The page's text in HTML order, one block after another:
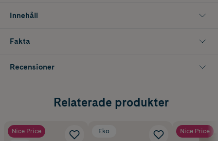
Innehåll
Fakta
Recensioner
Relaterade produkter
Nice Price
Eko Nice Price